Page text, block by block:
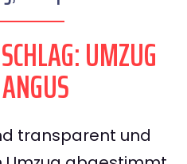
UMZUG
transparent und